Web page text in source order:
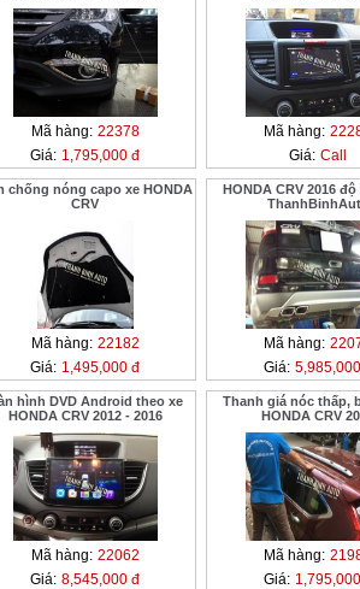
Mã hàng: 22378
Giá: 1,795,000 đ
Mã hàng:
Giá: Call
chống nóng capo xe HONDA
CRV
Mã hàng: 22182
Giá: 1,495,000 đ
HONDA CRV 2016
Mã hàng:
Giá:
hình DVD Android theo xe
HONDA CRV 2012 - 2016
Mã hàng: 22062
Giá: 8,545,000 đ
Thanh giá nóc thấp,
HONDA CRV
Mã hàng:
Giá: